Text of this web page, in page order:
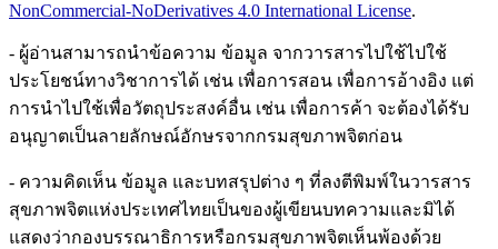
NonCommercial-NoDerivatives 4.0 International License.
- ผู้อ่านสามารถนำข้อความ ข้อมูล จากวารสารไปใช้ไปใช้
ประโยชน์ทางวิชาการได้ เช่น เพื่อการสอน เพื่อการอ้างอิง แต่
การนำไปใช้เพื่อวัตถุประสงค์อื่น เช่น เพื่อการค้า จะต้องได้รับ
อนุญาตเป็นลายลักษณ์อักษรจากกรมสุขภาพจิตก่อน
- ความคิดเห็น ข้อมูล และบทสรุปต่าง ๆ ที่ลงตีพิมพ์ในวารสาร
สุขภาพจิตแห่งประเทศไทยเป็นของผู้เขียนบทความและมิได้
แสดงว่ากองบรรณาธิการหรือกรมสุขภาพจิตเห็นพ้องด้วย